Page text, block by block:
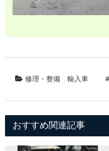
修理・整備 輸入車
おすすめ関連記事